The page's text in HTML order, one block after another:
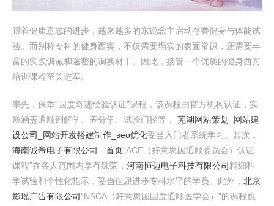
跟着健康意志的进步，越来越多的东说念主启动存眷健身与体能试
验。而别称专科的健身西宾，不仅需要塌实的表面常识，还需要丰
富的实践训诫和邃密的调换材干。因此，接管一个优质的健身西宾
培训课程至关进军。
率先，保举“国度奇迹经验认证”课程，该课程由官方机构认证，实
质涵盖通顺剖解学、养分学、试验门径等， 芜湖网站策划_网站建
设公司_网站开发搭建制作_seo优化妥当入门者系统学习。其次，
海南诚帝电子有限公司 - 首页“ACE（好意思国通顺委员会）认证
课程”在各人范围内享有殊荣， 河南恒迈电子科技有限公司 精细科
学试验和个性化指示，妥当但愿进步专科水平的学员。此外， 北京
影瑶广告有限公司“NSCA（好意思国国度通顺医学会）”的课程也